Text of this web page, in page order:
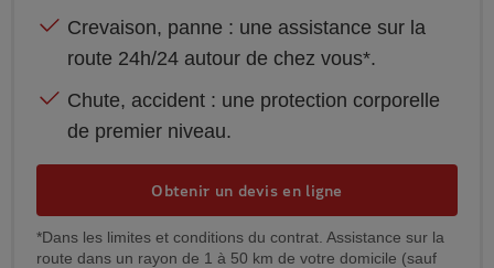
Crevaison, panne : une assistance sur la
route 24h/24 autour de chez vous*.
Chute, accident : une protection corporelle
de premier niveau.
Obtenir un devis en ligne
*Dans les limites et conditions du contrat. Assistance sur la
route dans un rayon de 1 à 50 km de votre domicile (sauf